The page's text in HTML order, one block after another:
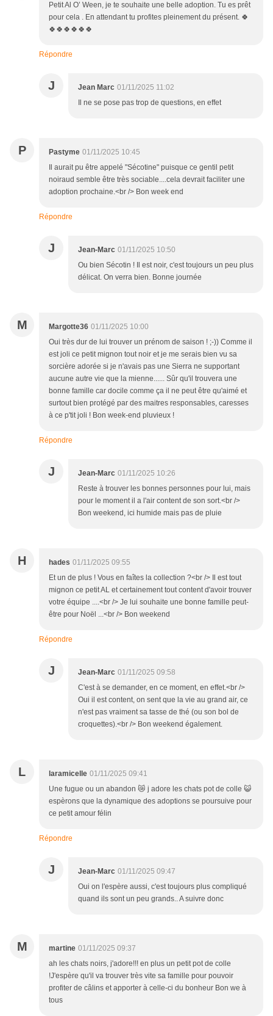
Petit Al O’ Ween, je te souhaite une belle adoption. Tu es prêt
pour cela . En attendant tu profites pleinement du présent. 🍀
🍀🍀🍀🍀🍀🍀
Répondre
J Jean Marc 01/11/2025 11:02
Il ne se pose pas trop de questions, en effet
P Pastyme 01/11/2025 10:45
Il aurait pu être appelé "Sécotine" puisque ce gentil petit
noiraud semble être très sociable....cela devrait faciliter une
adoption prochaine.<br /> Bon week end
Répondre
J Jean-Marc 01/11/2025 10:50
Ou bien Sécotin ! Il est noir, c'est toujours un peu plus
délicat. On verra bien. Bonne journée
M Margotte36 01/11/2025 10:00
Oui très dur de lui trouver un prénom de saison ! ;-)) Comme il
est joli ce petit mignon tout noir et je me serais bien vu sa
sorcière adorée si je n'avais pas une Sierra ne supportant
aucune autre vie que la mienne...... Sûr qu'il trouvera une
bonne famille car docile comme ça il ne peut être qu'aimé et
surtout bien protégé par des maitres responsables, caresses
à ce p'tit joli ! Bon week-end pluvieux !
Répondre
J Jean-Marc 01/11/2025 10:26
Reste à trouver les bonnes personnes pour lui, mais
pour le moment il a l'air content de son sort.<br />
Bon weekend, ici humide mais pas de pluie
H hades 01/11/2025 09:55
Et un de plus ! Vous en faîtes la collection ?<br /> Il est tout
mignon ce petit AL et certainement tout content d'avoir trouver
votre équipe ....<br /> Je lui souhaite une bonne famille peut-
être pour Noël ...<br /> Bon weekend
Répondre
J Jean-Marc 01/11/2025 09:58
C'est à se demander, en ce moment, en effet.<br />
Oui il est content, on sent que la vie au grand air, ce
n'est pas vraiment sa tasse de thé (ou son bol de
croquettes).<br /> Bon weekend également.
L laramicelle 01/11/2025 09:41
Une fugue ou un abandon 😿 j adore les chats pot de colle 😺
espèrons que la dynamique des adoptions se poursuive pour
ce petit amour félin
Répondre
J Jean-Marc 01/11/2025 09:47
Oui on l'espère aussi, c'est toujours plus compliqué
quand ils sont un peu grands.. A suivre donc
M martine 01/11/2025 09:37
ah les chats noirs, j'adore!!! en plus un petit pot de colle
!J'espère qu'il va trouver très vite sa famille pour pouvoir
profiter de câlins et apporter à celle-ci du bonheur Bon we à
tous